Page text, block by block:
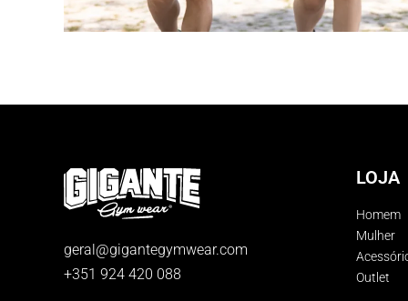
geral@gigantegymwear.com
+351 924 420 088
LOJA
Homem
Mulher
Outlet